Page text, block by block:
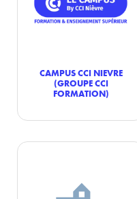
CAMPUS CCI NIEVRE
(GROUPE CCI
FORMATION)